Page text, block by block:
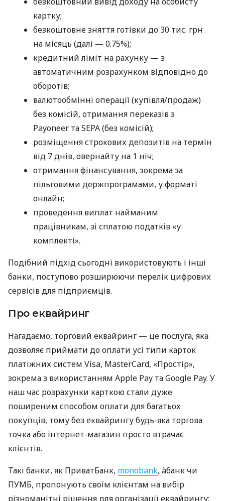
картку;
безкоштовне зняття готівки до 30 тис. грн
на місяць (далі — 0.75%);
кредитний ліміт на рахунку — з
автоматичним розрахунком відповідно до
оборотів;
валютообмінні операції (купівля/продаж)
без комісій, отримання переказів з
Payoneer та SEPA (без комісій);
розміщення строкових депозитів на термін
від 7 днів, овернайту на 1 ніч;
отримання фінансування, зокрема за
пільговими держпрограмами, у форматі
онлайн;
проведення виплат найманим
працівникам, зі сплатою податків «у
комплекті».
Подібний підхід сьогодні використовують і інші
банки, поступово розширюючи перелік цифрових
сервісів для підприємців.
Про еквайринг
Нагадаємо, торговий еквайринг — це послуга, яка
дозволяє приймати до оплати усі типи карток
платіжних систем Visa, MasterCard, «Простір»,
зокрема з використанням Apple Pay та Google Pay. У
наш час розрахунки карткою стали дуже
поширеним способом оплати для багатьох
покупців, тому без еквайрингу будь-яка торгова
точка або інтернет-магазин просто втрачає
клієнтів.
Такі банки, як ПриватБанк, monobank, àбанк чи
ПУМБ, пропонують своїм клієнтам на вибір
різноманітні рішення для організації еквайрингу: